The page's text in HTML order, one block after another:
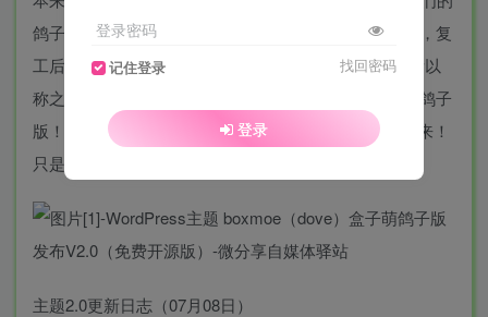
鸽子！因为这个是历经了春节“坐月子”和好友打上游戏，复
工后因工作繁忙没时间捣鼓，直到现在才陆续完工，所以
称之为boxmoe（dove）盒子萌鸽子版，说到了居然有鸽子
版！那么就代表了boxmoe主题会有继续其他的版本出来！
只是要等待和被放鸽子的心态！！
主题2.0更新日志（07月08日）
登录密码
记住登录 找回密码
登录